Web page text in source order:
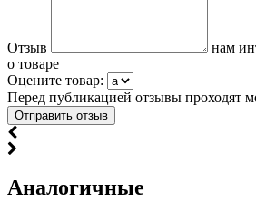
Отзыв
нам
о товаре
Оцените товар:
Перед публикацией отзывы проходят
Аналогичные